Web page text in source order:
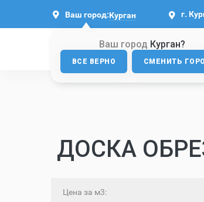
Ваш город:Курган
Ваш город Курган?
ВСЕ ВЕРНО СМЕНИТЬ
г.
ДОСКА
Цена за м3: